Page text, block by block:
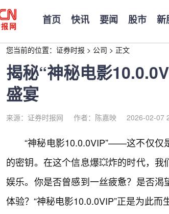
首页 快讯 要闻 股市 新
您当前的位置： 证券时报 > 公司 > 正文
揭秘“神秘电影
盛宴
来源：证券时报网 作者：陈嘉映 2026-02-07
“神秘电影10.0.0VIP”——这不仅仅
的密钥。在这个信息爆💥炸的时代，
娱乐。你是否曾感到一丝疲惫？是否
体验？“神秘电影10.0.0VIP”正是为此而